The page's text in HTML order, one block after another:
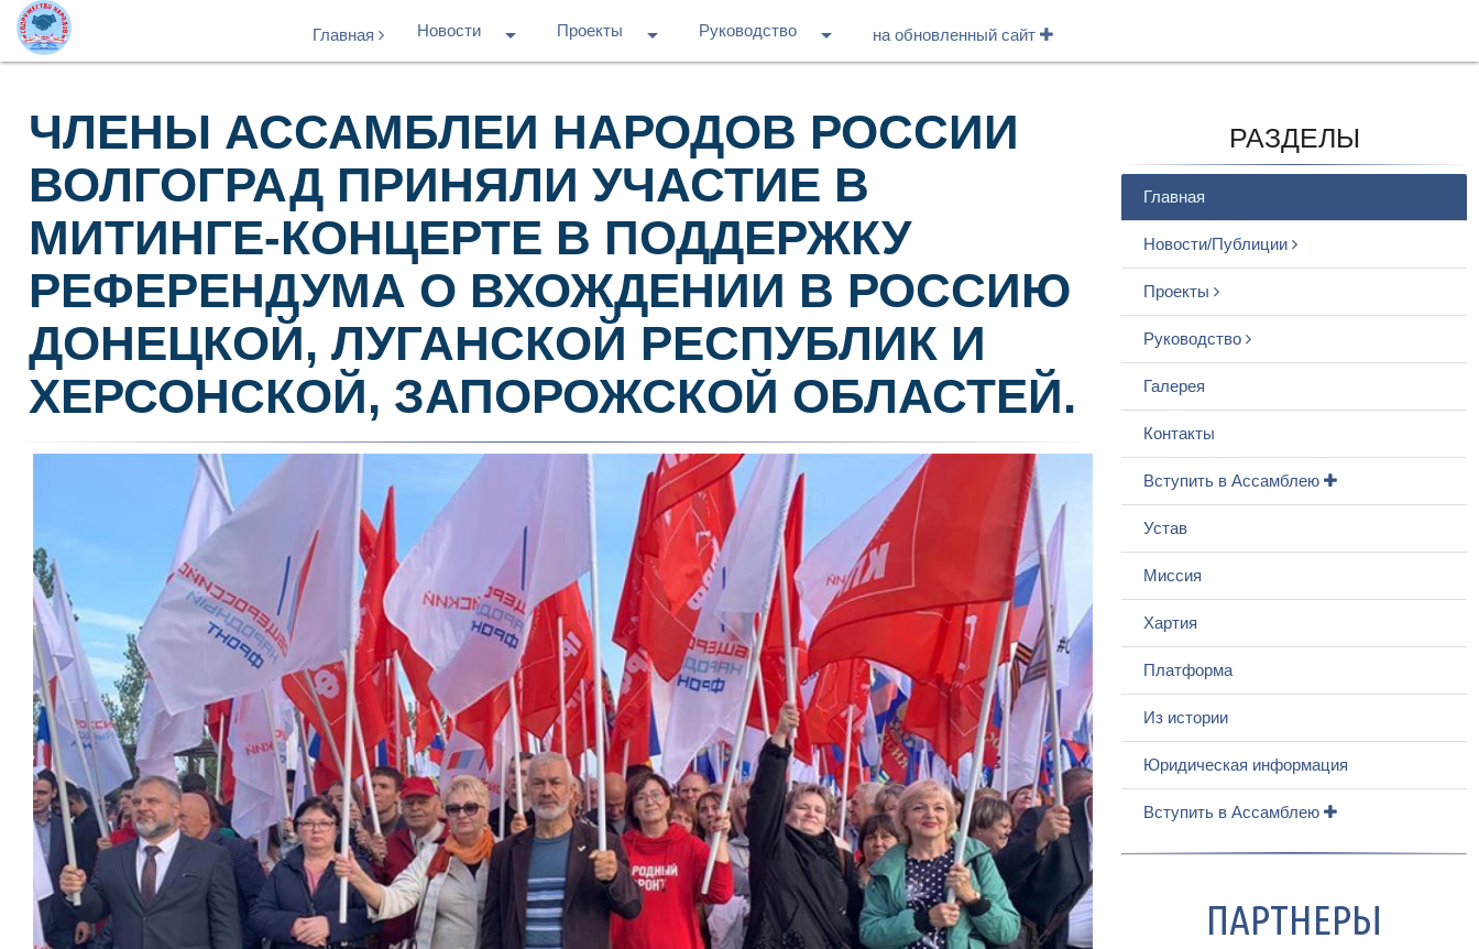
Главная Новости arrow_drop_down Проекты arrow_drop_down Руководство arrow_drop_down на обновленный сайт
ЧЛЕНЫ АССАМБЛЕИ НАРОДОВ РОССИИ
ВОЛГОГРАД ПРИНЯЛИ УЧАСТИЕ В
МИТИНГЕ-КОНЦЕРТЕ В ПОДДЕРЖКУ
РЕФЕРЕНДУМА О ВХОЖДЕНИИ В РОССИЮ
ДОНЕЦКОЙ, ЛУГАНСКОЙ РЕСПУБЛИК И
ХЕРСОНСКОЙ, ЗАПОРОЖСКОЙ ОБЛАСТЕЙ.
РАЗДЕЛЫ
Главная
Новости/Публиции
Проекты
Руководство
Галерея
Контакты
Вступить в Ассамблею
Устав
Миссия
Хартия
Платформа
Из истории
Юридическая информация
Вступить в Ассамблею
ПАРТНЕРЫ